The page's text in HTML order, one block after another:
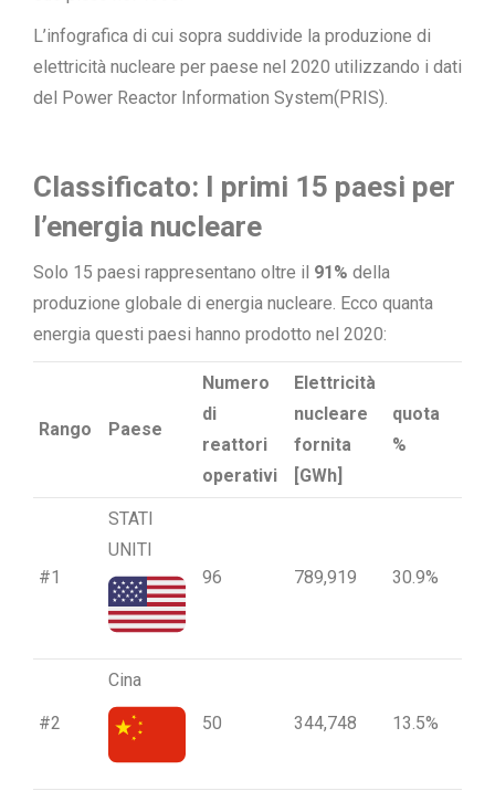
L’infografica di cui sopra suddivide la produzione di
elettricità nucleare per paese nel 2020 utilizzando i dati
del Power Reactor Information System(PRIS).
Classificato: I primi 15 paesi per
l’energia nucleare
Solo 15 paesi rappresentano oltre il 91% della
produzione globale di energia nucleare. Ecco quanta
energia questi paesi hanno prodotto nel 2020:
Rango Paese
Numero
di
reattori
operativi
Elettricità
nucleare
fornita
[GWh]
quota
%
#1
STATI
UNITI
96
789,919 30.9%
#2
Cina
50 344,748 13.5%